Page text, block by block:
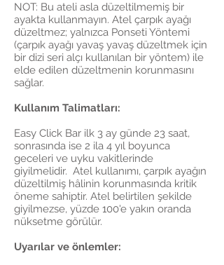
NOT: Bu ateli asla düzeltilmemiş bir
ayakta kullanmayın. Atel çarpık ayağı
düzeltmez; yalnızca Ponseti Yöntemi
(çarpık ayağı yavaş yavaş düzeltmek için
bir dizi seri alçı kullanılan bir yöntem) ile
elde edilen düzeltmenin korunmasını
sağlar.
Kullanım Talimatları:
Easy Click Bar ilk 3 ay günde 23 saat,
sonrasında ise 2 ila 4 yıl boyunca
geceleri ve uyku vakitlerinde
giyilmelidir. Atel kullanımı, çarpık ayağın
düzeltilmiş hâlinin korunmasında kritik
öneme sahiptir. Atel belirtilen şekilde
giyilmezse, yüzde 100'e yakın oranda
nüksetme görülür.
Uyarılar ve önlemler: